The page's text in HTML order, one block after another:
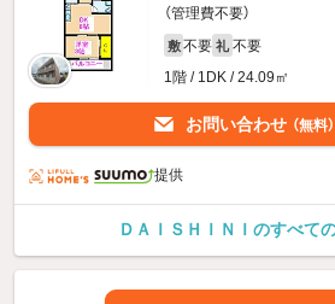
（管理費不要）
敷 不要 礼 不要
1階 / 1DK / 24.09㎡
お問い合わせ （無料）
提供
ＤＡＩＳＨＩＮＩのすべて